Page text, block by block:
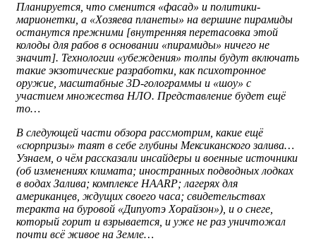
Планируется, что сменится «фасад» и политики-
марионетки, а «Хозяева планеты» на вершине пирамиды
останутся прежними [внутренняя перетасовка этой
колоды для рабов в основании «пирамиды» ничего не
значит]. Технологии «убеждения» толпы будут включать
такие экзотические разработки, как психотронное
оружие, масштабные 3D-голограммы и «шоу» с
участием множества НЛО. Представление будет ещё
то…
В следующей части обзора рассмотрим, какие ещё
«сюрпризы» таят в себе глубины Мексиканского залива…
Узнаем, о чём рассказали инсайдеры и военные источники
(об изменениях климата; иностранных подводных лодках
в водах Залива; комплексе HAARP; лагерях для
американцев, ждущих своего часа; свидетельствах
теракта на буровой «Дипуотэ Хорайзон»), и о снеге,
который горит и взрывается, и уже не раз уничтожал
почти всё живое на Земле…